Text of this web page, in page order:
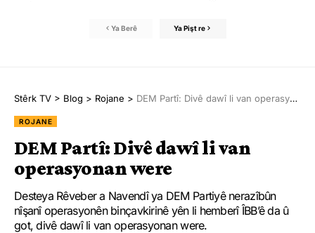
Ya Berê Ya Pişt re
Stêrk TV > Blog > Rojane > DEM Partî: Divê dawî li van operasyonan were
ROJANE
DEM Partî: Divê dawî li van
operasyonan were
Desteya Rêveber a Navendî ya DEM Partiyê nerazîbûn
nîşanî operasyonên binçavkirinê yên li hemberî ÎBB’ê da û
got, divê dawî li van operasyonan were.